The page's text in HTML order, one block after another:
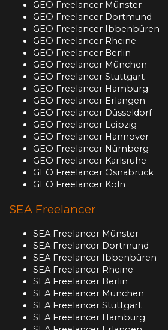
GEO Freelancer Münster
GEO Freelancer Dortmund
GEO Freelancer Ibbenbüren
GEO Freelancer Rheine
GEO Freelancer Berlin
GEO Freelancer München
GEO Freelancer Stuttgart
GEO Freelancer Hamburg
GEO Freelancer Erlangen
GEO Freelancer Düsseldorf
GEO Freelancer Leipzig
GEO Freelancer Hannover
GEO Freelancer Nürnberg
GEO Freelancer Karlsruhe
GEO Freelancer Osnabrück
GEO Freelancer Köln
SEA Freelancer
SEA Freelancer Münster
SEA Freelancer Dortmund
SEA Freelancer Ibbenbüren
SEA Freelancer Rheine
SEA Freelancer Berlin
SEA Freelancer München
SEA Freelancer Stuttgart
SEA Freelancer Hamburg